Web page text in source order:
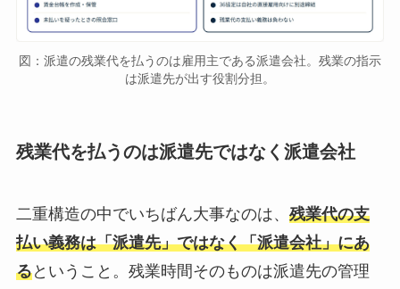
図：派遣の残業代を払うのは雇用主である派遣会社。残業の指示
は派遣先が出す役割分担。
残業代を払うのは派遣先ではなく派遣会社
二重構造の中でいちばん大事なのは、 残業代の支
払い義務は「派遣先」ではなく「派遣会社」にあ
るということ。残業時間そのものは派遣先の管理